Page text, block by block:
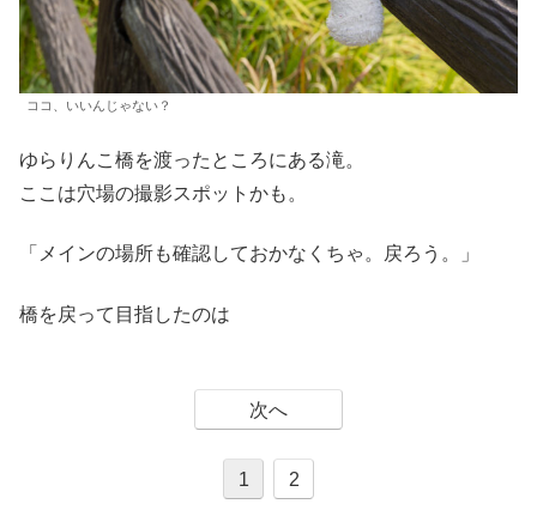
ココ、いいんじゃない？
ゆらりんこ橋を渡ったところにある滝。
ここは穴場の撮影スポットかも。
「メインの場所も確認しておかなくちゃ。戻ろう。」
橋を戻って目指したのは
次へ
1 2